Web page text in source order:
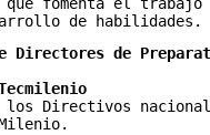
de habilidades.
Directores de
los Directivos